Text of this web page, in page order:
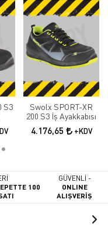
S3
Swolx SPORT-XR
200 S3 İş Ayakkabısı
4.176,65 +KDV
100
GÜVENLİ -
ONLINE
ALIŞVERİŞ